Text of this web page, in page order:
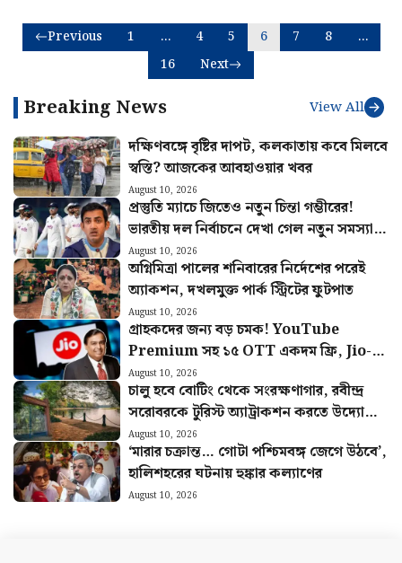
Previous 1 … 4 5 6 7 8
…
16
Next
Breaking News View All
দক্ষিণবঙ্গে বৃষ্টির দাপট, কলকাতায় কবে মিলবে
স্বস্তি? আজকের আবহাওয়ার খবর
August 10, 2026
প্রস্তুতি ম্যাচে জিতেও নতুন চিন্তা গম্ভীরের!
ভারতীয় দল নির্বাচনে দেখা গেল নতুন সমস্যা…
August 10, 2026
অগ্নিমিত্রা পালের শনিবারের নির্দেশের পরেই
অ্যাকশন, দখলমুক্ত পার্ক স্ট্রিটের ফুটপাত
August 10, 2026
গ্রাহকদের জন্য বড় চমক! YouTube
Premium সহ ১৫ OTT একদম ফ্রি, Jio-র
নতুন Pass-এ একগুচ্ছ সুবিধা
August 10, 2026
চালু হবে বোটিং থেকে সংরক্ষণাগার, রবীন্দ্র
সরোবরকে টুরিস্ট অ্যাট্রাকশন করতে উদ্যোগী
KMDA
August 10, 2026
‘মারার চক্রান্ত… গোটা পশ্চিমবঙ্গ জেগে উঠবে’,
হালিশহরের ঘটনায় হুঙ্কার কল্যাণের
August 10, 2026